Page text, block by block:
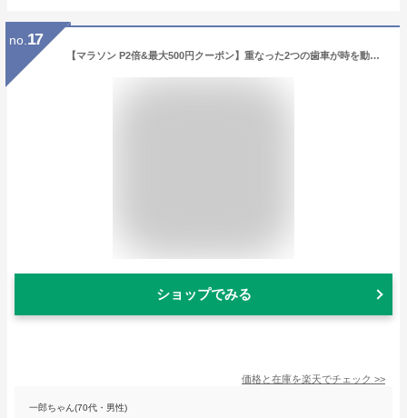
no. 17
【マラソン P2倍&最大500円クーポン】重なった2つの歯車が時を動かす！心の歯車キーホルダー PA-31-1-31-2-pa【NAISSANCE】【送料無料】 プレゼント 結婚祝い 出産祝い モバナナ クリスマス ギフト
ショップでみる
価格と在庫を楽天でチェック >>
一郎ちゃん(70代・男性)